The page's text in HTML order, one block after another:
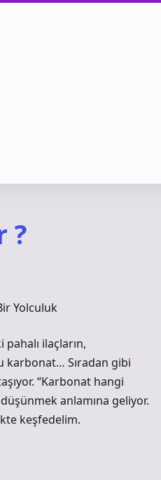
?
Yolculuk
ilaçların,
Sıradan gibi
“Karbonat hangi
anlamına geliyor.
keşfedelim.